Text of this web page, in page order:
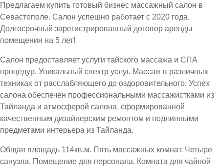
Предлагаем купить готовый бизнес массажный салон в
Севастополе. Салон успешно работает с 2020 года.
Долгосрочный зарегистрированный договор аренды
помещения на 5 лет!
Салон предоставляет услуги тайского массажа и СПА
процедур. Уникальный спектр услуг. Массаж в различных
техниках от расслабляющего до оздоровительного. Успех
салона обеспечен профессиональными массажистками из
Тайланда и атмосферой салона, сформированной
качественным дизайнерским ремонтом и подлинными
предметами интерьера из Тайланда.
Общая площадь 114кв.м. Пять массажных комнат. Четыре
санузла. Помещение для персонала. Комната для чайной